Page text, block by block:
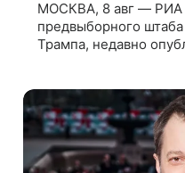
МОСКВА, 8 авг — РИА
предвыборного
Трампа, недавно